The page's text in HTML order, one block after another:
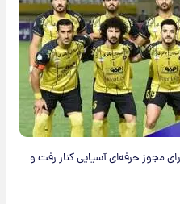
مجوز حرفه‌ای آسیایی کنار رفت و